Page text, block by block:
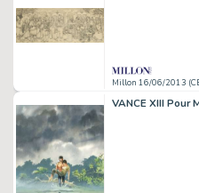
Millon 16/06/2013